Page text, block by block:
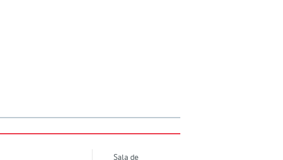
Sala de